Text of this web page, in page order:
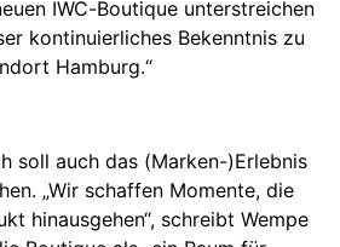
IWC-Boutique unterstreichen
kontinuierliches Bekenntnis zu
Hamburg.“
soll auch das (Marken-)Erlebnis
„Wir schaffen Momente, die
hinausgehen“, schreibt Wempe